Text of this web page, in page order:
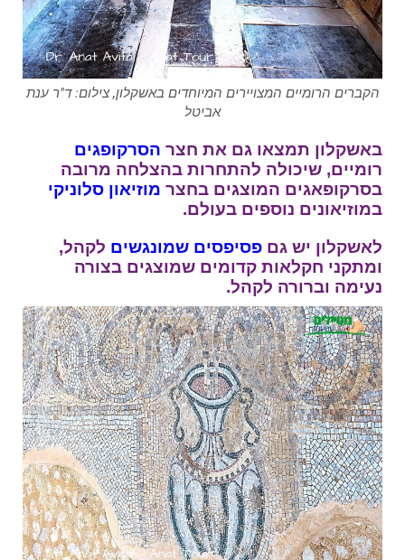
הקברים הרומיים המצויירים המיוחדים באשקלון, צילום: ד"ר ענת
אביטל
באשקלון תמצאו גם את חצר הסרקופגים
רומיים, שיכולה להתחרות בהצלחה מרובה
בסרקופאגים המוצגים בחצר מוזיאון סלוניקי
במוזיאונים נוספים בעולם.
לאשקלון יש גם פסיפסים שמונגשים לקהל,
ומתקני חקלאות קדומים שמוצגים בצורה
נעימה וברורה לקהל.